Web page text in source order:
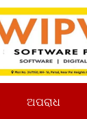
ଅପରାଧ